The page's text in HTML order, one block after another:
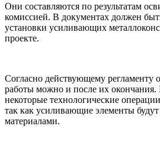
Они составляются по результатам
комиссией. В документах должен
установки усиливающих
проекте.
Согласно действующему регламенту
работы можно и после их окончания.
некоторые технологические
так как усиливающие элементы
материалами.